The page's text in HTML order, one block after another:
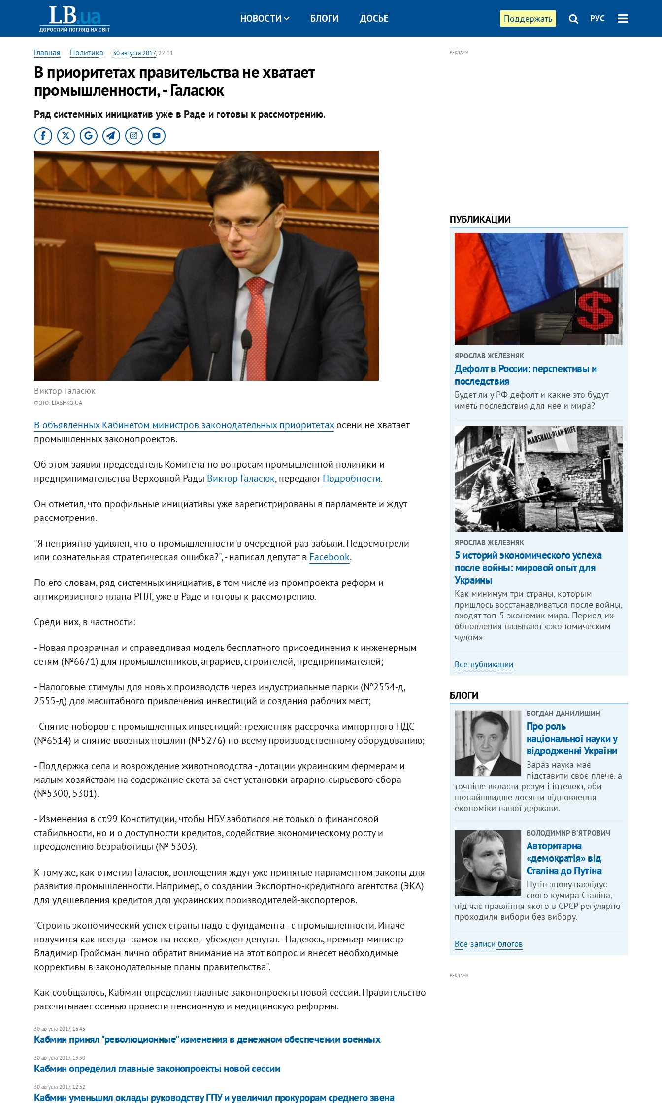
Поддержать РУС
НОВОСТИ БЛОГИ ДОСЬЕ
Главная — Политика — 30 августа 2017, 22:11
В приоритетах правительства не хватает
промышленности, - Галасюк
Ряд системных инициатив уже в Раде и готовы к рассмотрению.
Виктор Галасюк
ФОТО: LIASHKO.UA
В объявленных Кабинетом министров законодательных приоритетахосени не хватает
промышленных законопроектов.
Об этом заявил председатель Комитета по вопросам промышленной политики и
предпринимательства Верховной Рады Виктор Галасюк, передаютПодробности.
Он отметил, что профильные инициативы уже зарегистрированы в парламенте и ждут
рассмотрения.
"Я неприятно удивлен, что о промышленности в очередной раз забыли. Недосмотрели
или сознательная стратегическая ошибка?", - написал депутат в Facebook.
По его словам, ряд системных инициатив, в том числе из промпроекта реформ и
антикризисного плана РПЛ, уже в Раде и готовы к рассмотрению.
Среди них, в частности:
- Новая прозрачная и справедливая модель бесплатного присоединения к инженерным
сетям (№6671) для промышленников, аграриев, строителей, предпринимателей;
- Налоговые стимулы для новых производств через индустриальные парки (№2554-д,
2555-д) для масштабного привлечения инвестиций и создания рабочих мест;
- Снятие поборов с промышленных инвестиций: трехлетняя рассрочка импортного НДС
(№6514) и снятие ввозных пошлин (№5276) по всему производственному оборудованию;
- Поддержка села и возрождение животноводства - дотации украинским фермерам и
малым хозяйствам на содержание скота за счет установки аграрно-сырьевого сбора
(№5300, 5301).
- Изменения в ст.99 Конституции, чтобы НБУ заботился не только о финансовой
стабильности, но и о доступности кредитов, содействие экономическому росту и
преодолению безработицы (№ 5303).
К тому же, как отметил Галасюк, воплощения ждут уже принятые парламентом законы для
развития промышленности. Например, о создании Экспортно-кредитного агентства (ЭКА)
для удешевления кредитов для украинских производителей-экспортеров.
"Строить экономический успех страны надо с фундамента - с промышленности. Иначе
получится как всегда - замок на песке, - убежден депутат. - Надеюсь, премьер-министр
Владимир Гройсман лично обратит внимание на этот вопрос и внесет необходимые
коррективы в законодательные планы правительства".
Как сообщалось, Кабмин определил главные законопроекты новой сессии. Правительство
рассчитывает осенью провести пенсионную и медицинскую реформы.
30 августа 2017, 13:45
Кабмин принял "революционные" изменения в денежном обеспечении военных
30 августа 2017, 13:30
Кабмин определил главные законопроекты новой сессии
30 августа 2017, 12:32
Кабмин уменьшил оклады руководству ГПУ и увеличил прокурорам среднего звена
РЕКЛАМА
ПУБЛИКАЦИИ
ЯРОСЛАВ ЖЕЛЕЗНЯК
Дефолт в России: перспективы и
последствия
Будет ли у РФ дефолт и какие это будут
иметь последствия для нее и мира?
ЯРОСЛАВ ЖЕЛЕЗНЯК
5 историй экономического успеха
после войны: мировой опыт для
Украины
Как минимум три страны, которым
пришлось восстанавливаться после войны,
входят топ-5 экономик мира. Период их
обновления называют «экономическим
чудом»
Все публикации
БЛОГИ
БОГДАН ДАНИЛИШИН
Про роль
національної науки у
відродженні України
Зараз наука має
підставити своє плече, а
точніше вкласти розум і інтелект, аби
щонайшвидше досягти відновлення
економіки нашої держави.
ВОЛОДИМИР В'ЯТРОВИЧ
Авторитарна
«демократія» від
Сталіна до Путіна
Путін знову наслідує
свого кумира Сталіна,
під час правління якого в СРСР регулярно
проходили вибори без вибору.
Все записи блогов
РЕКЛАМА